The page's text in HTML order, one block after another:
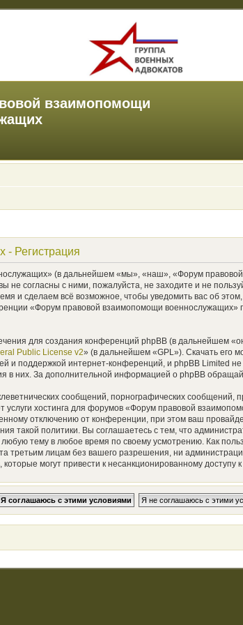
взаимопомощи
Регистрация
(в дальнейшем «мы», «наш», «Форум
не согласны с ними, пожалуйста, не заходите и не
и сделаем всё возможное, чтобы уведомить вас об
«Форум правовой взаимопомощи
для создания конференций phpBB (в дальнейшем
Public License v2» (в дальнейшем «GPL»). Скачать его
и поддержкой интернет-конференций, и phpBB Limited
в них. За дополнительной информацией о phpBB
сообщений, порнографических сообщений,
услуги хостинга для форумов «Форум правовой
отключению от конференции, при этом ваш
такой политики. Вы соглашаетесь с тем, что
тему в любое время по своему усмотрению. Как
третьим лицам без вашего разрешения, ни
могут привести к несанкционированному доступу к